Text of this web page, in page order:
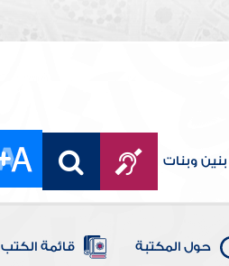
بنين وبنات
حول المكتبة قائمة الكتب